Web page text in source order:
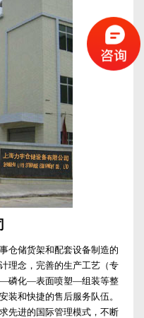
仓储货架和配套设备制造的
理念，完善的生产工艺（专
磷化—表面喷塑—组装等整
装和快捷的售后服务队伍。
先进的国际管理模式，不断